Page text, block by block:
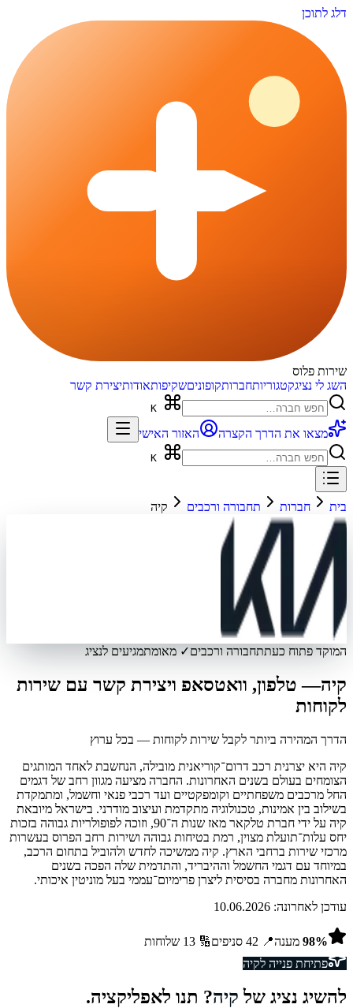
דלג לתוכן
שירות פלוס
השג לי נציגקטגוריותחברותקופוניםשקיפותאודותיצירת קשר
מצאו את הדרך הקצרה האזור האישי
בית חברות תחבורה ורכבים קיה
המוקד פתוח כעתתחבורה ורכבים✓ מאומתמגיעים לנציג
קיה— טלפון, וואטסאפ ויצירת קשר עם שירות
לקוחות
הדרך המהירה ביותר לקבל שירות לקוחות — בכל ערוץ
קיה היא יצרנית רכב דרום־קוריאנית מובילה, הנחשבת לאחד המותגים
הצומחים בעולם בשנים האחרונות. החברה מציעה מגוון רחב של דגמים
החל מרכבים משפחתיים וקומפקטיים ועד רכבי פנאי וחשמל, ומתמקדת
בשילוב בין אמינות, טכנולוגיה מתקדמת ועיצוב מודרני. בישראל מיובאת
קיה על ידי חברת טלקאר מאז שנות ה־90, וזוכה לפופולריות גבוהה בזכות
יחס עלות־תועלת מצוין, רמת בטיחות גבוהה ושירות רחב הפרוס בעשרות
מרכזי שירות ברחבי הארץ. קיה ממשיכה לחדש ולהוביל בתחום הרכב,
במיוחד עם דגמי החשמל וההיבריד, והתדמית שלה הפכה בשנים
האחרונות מחברה בסיסית ליצרן פרימיום־עממי בעל מוניטין איכותי.
עודכן לאחרונה: 10.06.2026
98% מענה📍
42 סניפים🔢
13 שלוחות
פתיחת פנייה לקיה
להשיג נציג של קיה? תנו לאפליקציה.